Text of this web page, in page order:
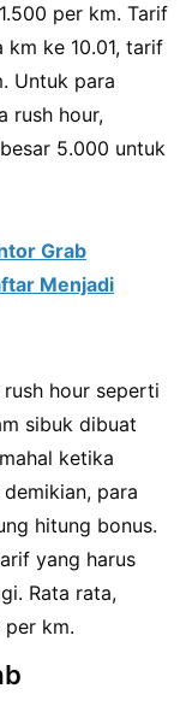
per km. Tarif
km ke 10.01, tarif
Untuk para
rush hour,
5.000 untuk
Grab
Menjadi
hour seperti
sibuk dibuat
ketika
para
hitung bonus.
yang harus
Rata rata,
per km.